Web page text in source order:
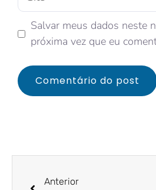
Salvar meus dados neste
próxima vez que eu
Anterior